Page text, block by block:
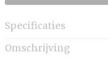
Specificaties
Productcode
Lak 8
Omschrijving